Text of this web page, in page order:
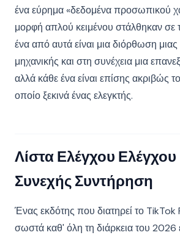
ένα εύρημα «δεδομένα προσωπικού
μορφή απλού κειμένου στάλθηκαν σε
ένα από αυτά είναι μια διόρθωση
μηχανικής και στη συνέχεια μια
αλλά κάθε ένα είναι επίσης ακριβώς
οποίο ξεκινά ένας ελεγκτής.
Λίστα Ελέγχου Ελέγχου
Συνεχής Συντήρηση
Ένας εκδότης που διατηρεί το TikTok
σωστά καθ' όλη τη διάρκεια του 2026